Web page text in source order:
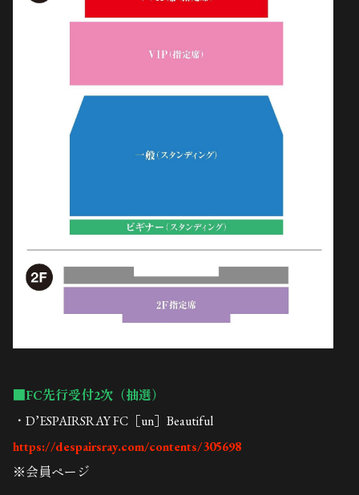
■FC先行受付2次（抽選）
・D’ESPAIRSRAY FC［un］Beautiful
https://despairsray.com/contents/305698
※会員ページ